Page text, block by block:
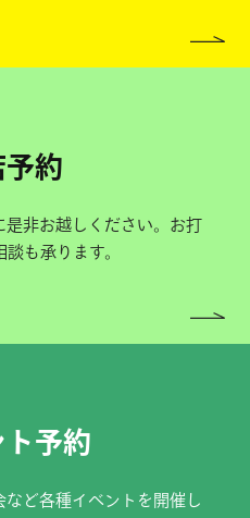
予約
是非お越しください。お打
も承ります。
ト予約
ど各種イベントを開催し